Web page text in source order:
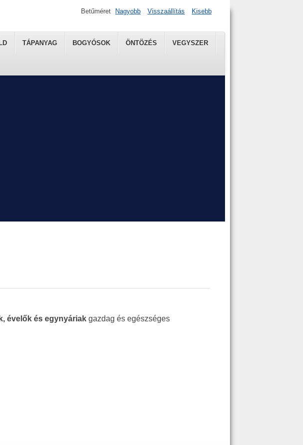
TÁPANYAG BOGYÓSOK ÖNTÖZÉS VEGYSZER
Betűméret Nagyobb Visszaállítás Kisebb
, évelők és egynyáriak gazdag és egészséges